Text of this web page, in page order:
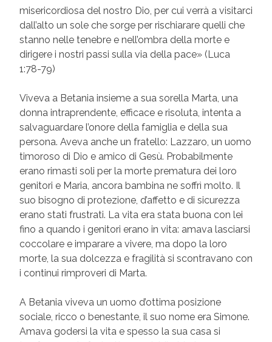
misericordiosa del nostro Dio, per cui verrà a visitarci
dall’alto un sole che sorge per rischiarare quelli che
stanno nelle tenebre e nell’ombra della morte e
dirigere i nostri passi sulla via della pace» (Luca
1:78-79)
Viveva a Betania insieme a sua sorella Marta, una
donna intraprendente, efficace e risoluta, intenta a
salvaguardare l’onore della famiglia e della sua
persona. Aveva anche un fratello: Lazzaro, un uomo
timoroso di Dio e amico di Gesù. Probabilmente
erano rimasti soli per la morte prematura dei loro
genitori e Maria, ancora bambina ne soffrì molto. Il
suo bisogno di protezione, d’affetto e di sicurezza
erano stati frustrati. La vita era stata buona con lei
fino a quando i genitori erano in vita: amava lasciarsi
coccolare e imparare a vivere, ma dopo la loro
morte, la sua dolcezza e fragilità si scontravano con
i continui rimproveri di Marta.
A Betania viveva un uomo d’ottima posizione
sociale, ricco o benestante, il suo nome era Simone.
Amava godersi la vita e spesso la sua casa si